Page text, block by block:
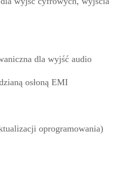
dla wyjść audio
osłoną EMI
oprogramowania)